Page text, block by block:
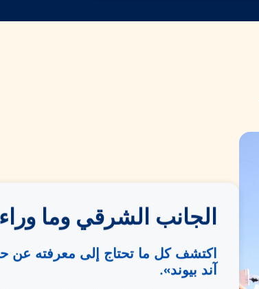
الجانب الشرقي وما
اكتشف كل ما تحتاج إلى معرفته عن
آند بيوند».